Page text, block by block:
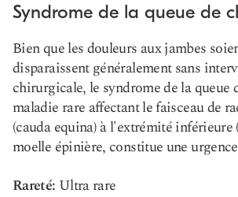
Syndrome de la queue de
Bien que les douleurs aux jambes
disparaissent généralement sans
chirurgicale, le syndrome de la queue
maladie rare affectant le faisceau de
(cauda equina) à l'extrémité inférieure
moelle épinière, constitue une
Rareté: Ultra rare